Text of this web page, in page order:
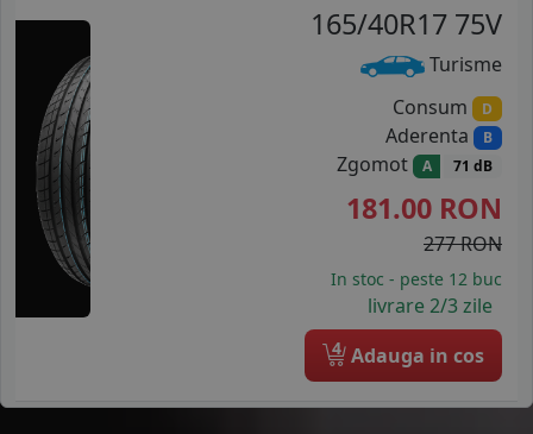
165/40R17 75V
Turisme
Consum D
Aderenta B
Zgomot A 71 dB
181.00 RON
277 RON
In stoc - peste 12 buc
livrare 2/3 zile
4 Adauga in cos